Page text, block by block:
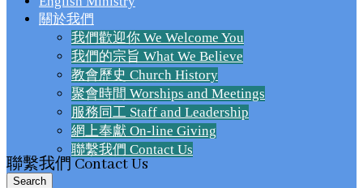
關於我們
我們歡迎你 We Welcome You
我們的宗旨 What We Believe
教會歷史 Church History
聚會時間 Worships and Meetings
服務同工 Staff and Leadership
網上奉獻 On-line Giving
聯繫我們 Contact Us
聯繫我們 Contact Us